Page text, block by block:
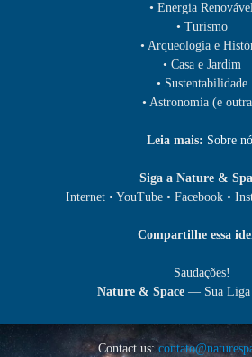
• Energia
• Turismo
• Arqueologia e
• Casa e Jardim
• Sustentabilidade
• Astronomia (e
Leia mais: Sobre
Siga a Nature &
Internet • YouTube • Facebook •
Compartilhe essa
Saudações!
Nature & Space— Sua Liga
Contact us: